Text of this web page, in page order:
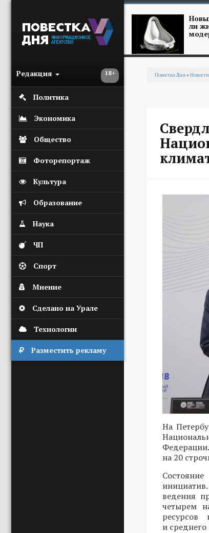
18+
Редакция
Политика
Экономика
Общество
Фоторепортаж
Культура
Образование
Наука
ЧП
Спорт
Мнение
Сделано на Урале
Технологии
Разместить рекламу
ли
Повестка Дня» Новости
На
на 20
ведения
четырем
ресурсов
и